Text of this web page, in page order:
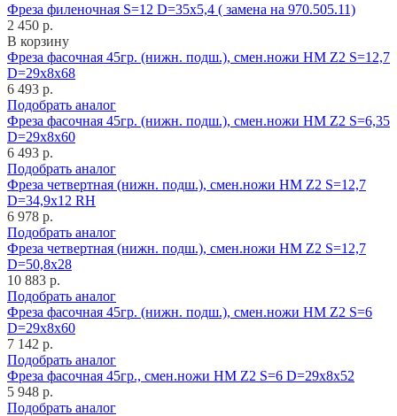
Фреза филеночная S=12 D=35x5,4 ( замена на 970.505.11)
2 450 р.
В корзину
Фреза фасочная 45гр. (нижн. подш.), смен.ножи HM Z2 S=12,7
D=29x8x68
6 493 р.
Подобрать аналог
Фреза фасочная 45гр. (нижн. подш.), смен.ножи HM Z2 S=6,35
D=29x8x60
6 493 р.
Подобрать аналог
Фреза четвертная (нижн. подш.), смен.ножи HM Z2 S=12,7
D=34,9x12 RH
6 978 р.
Подобрать аналог
Фреза четвертная (нижн. подш.), смен.ножи HM Z2 S=12,7
D=50,8x28
10 883 р.
Подобрать аналог
Фреза фасочная 45гр. (нижн. подш.), смен.ножи HM Z2 S=6
D=29x8x60
7 142 р.
Подобрать аналог
Фреза фасочная 45гр., смен.ножи HM Z2 S=6 D=29x8x52
5 948 р.
Подобрать аналог